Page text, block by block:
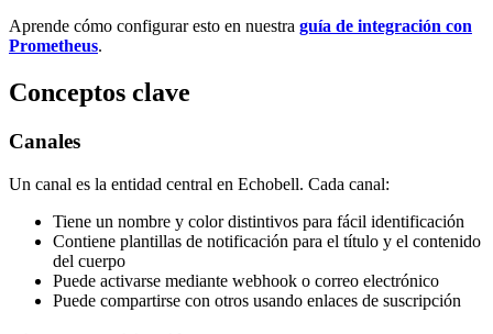
Aprende cómo configurar esto en nuestra guía de integración con
Prometheus.
Conceptos clave
Canales
Un canal es la entidad central en Echobell. Cada canal:
Tiene un nombre y color distintivos para fácil identificación
Contiene plantillas de notificación para el título y el contenido
del cuerpo
Puede activarse mediante webhook o correo electrónico
Puede compartirse con otros usando enlaces de suscripción